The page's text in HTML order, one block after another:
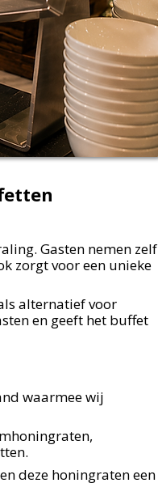
Gasten nemen zelf
zorgt voor een unieke
alternatief voor
en geeft het buffet
waarmee wij
deze honingraten een